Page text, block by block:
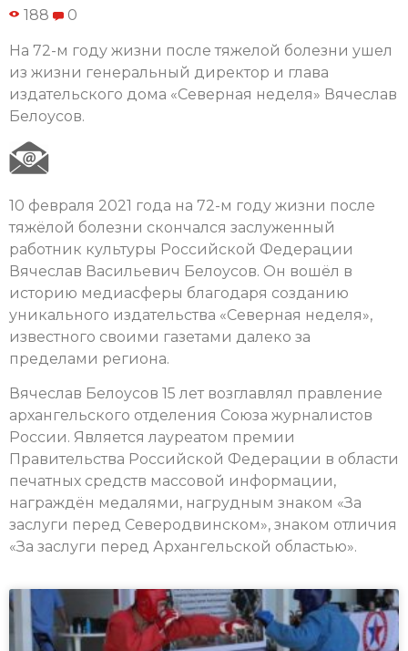
188 0
На 72-м году жизни после тяжелой болезни ушел
из жизни генеральный директор и глава
издательского дома «Северная неделя» Вячеслав
Белоусов.
10 февраля 2021 года на 72-м году жизни после
тяжёлой болезни скончался заслуженный
работник культуры Российской Федерации
Вячеслав Васильевич Белоусов. Он вошёл в
историю медиасферы благодаря созданию
уникального издательства «Северная неделя»,
известного своими газетами далеко за
пределами региона.
Вячеслав Белоусов 15 лет возглавлял правление
архангельского отделения Союза журналистов
России. Является лауреатом премии
Правительства Российской Федерации в области
печатных средств массовой информации,
награждён медалями, нагрудным знаком «За
заслуги перед Северодвинском», знаком отличия
«За заслуги перед Архангельской областью».